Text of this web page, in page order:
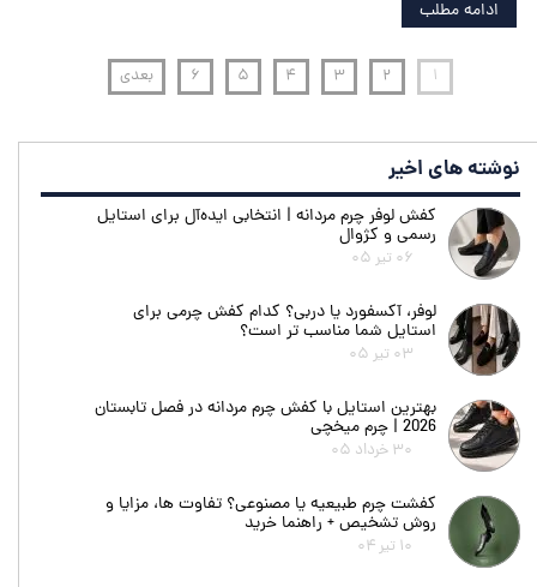
ادامه مطلب
۱ ۲ ۳ ۴ ۵ ۶ بعدی
نوشته های اخیر
کفش لوفر چرم مردانه | انتخابی ایده‌آل برای استایل
رسمی و کژوال
۰۶ تیر ۰۵
لوفر، آکسفورد یا دربی؟ کدام کفش چرمی برای
استایل شما مناسب تر است؟
۰۳ تیر ۰۵
بهترین استایل با کفش چرم مردانه در فصل تابستان
2026 | چرم میخچی
۳۰ خرداد ۰۵
کفشت چرم طبیعیه یا مصنوعی؟ تفاوت ها، مزایا و
روش تشخیص + راهنما خرید
۱۰ تیر ۰۴